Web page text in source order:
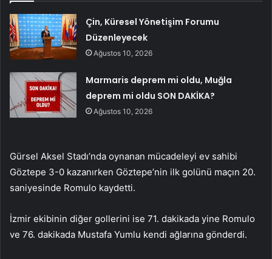
Çin, Küresel Yönetişim Forumu
Düzenleyecek
Ağustos 10, 2026
Marmaris deprem mi oldu, Muğla
deprem mi oldu SON DAKİKA?
Ağustos 10, 2026
Gürsel Aksel Stadı’nda oynanan mücadeleyi ev sahibi
Göztepe 3-0 kazanırken Göztepe’nin ilk golünü maçın 20.
saniyesinde Romulo kaydetti.
İzmir ekibinin diğer gollerini ise 71. dakikada yine Romulo
ve 76. dakikada Mustafa Yumlu kendi ağlarına gönderdi.